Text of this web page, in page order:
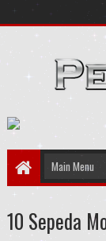
10 Sepeda